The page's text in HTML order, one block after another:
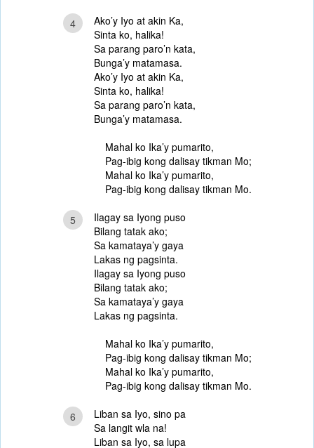
4
Ako’y Iyo at akin Ka,
Sinta ko, halika!
Sa parang paro’n kata,
Bunga’y matamasa.
Ako’y Iyo at akin Ka,
Sinta ko, halika!
Sa parang paro’n kata,
Bunga’y matamasa.
Mahal ko Ika’y pumarito,
Pag-ibig kong dalisay tikman Mo;
Mahal ko Ika’y pumarito,
Pag-ibig kong dalisay tikman Mo.
5
Ilagay sa Iyong puso
Bilang tatak ako;
Sa kamataya’y gaya
Lakas ng pagsinta.
Ilagay sa Iyong puso
Bilang tatak ako;
Sa kamataya’y gaya
Lakas ng pagsinta.
Mahal ko Ika’y pumarito,
Pag-ibig kong dalisay tikman Mo;
Mahal ko Ika’y pumarito,
Pag-ibig kong dalisay tikman Mo.
6
Liban sa Iyo, sino pa
Sa langit wla na!
Liban sa Iyo, sa lupa